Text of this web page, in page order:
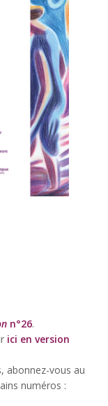
n°26.
ici en version
abonnez-vous au
numéros :